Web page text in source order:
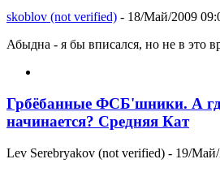
skoblov (not verified) - 18/Май/2009
Абыдна - я бы вписался, но не в это
Грбёбанные ФСБ'шники. А
начинается? Средняя Кат
Lev Serebryakov (not verified) - 19/Май/